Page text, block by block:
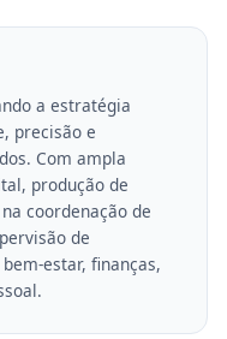
a estratégia
precisão e
Com ampla
produção de
coordenação de
de
estar, finanças,